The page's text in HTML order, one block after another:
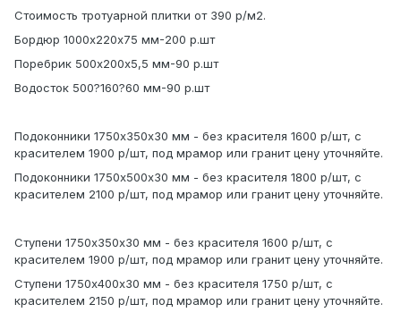
Стоимость тротуарной плитки от 390 р/м2.
Бордюр 1000х220х75 мм-200 р.шт
Поребрик 500х200х5,5 мм-90 р.шт
Водосток 500?160?60 мм-90 р.шт
Подоконники 1750х350х30 мм - без красителя 1600 р/шт, с
красителем 1900 р/шт, под мрамор или гранит цену уточняйте.
Подоконники 1750х500х30 мм - без красителя 1800 р/шт, с
красителем 2100 р/шт, под мрамор или гранит цену уточняйте.
Ступени 1750х350х30 мм - без красителя 1600 р/шт, с
красителем 1900 р/шт, под мрамор или гранит цену уточняйте.
Ступени 1750х400х30 мм - без красителя 1750 р/шт, с
красителем 2150 р/шт, под мрамор или гранит цену уточняйте.